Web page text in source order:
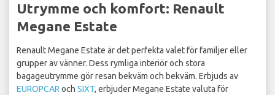
Utrymme och komfort: Renault
Megane Estate
Renault Megane Estate är det perfekta valet för familjer eller
grupper av vänner. Dess rymliga interiör och stora
bagageutrymme gör resan bekväm och bekväm. Erbjuds av
EUROPCAR och SIXT, erbjuder Megane Estate valuta för